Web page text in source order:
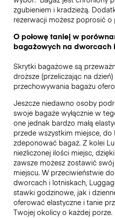
zgubieniem i kradzieżą.
rezerwacji możesz poprosić o
O połowę taniej w
bagażowych na dworcach
Skrytki bagażowe są
droższe (przeliczając na
przechowywania bagażu
Jeszcze niedawno osoby
swoje bagaże wyłącznie w
one jednak bardzo małą
przede wszystkim miejsce,
zdeponować bagaż. Z kolei
niezliczonej ilości miejsc,
zawsze możesz zostawić
miejscu. W przeciwieństwie
dworcach i lotniskach,
stawki godzinowe, jak i
oferować elastyczne i tanie
Twojej okolicy o każdej porze.